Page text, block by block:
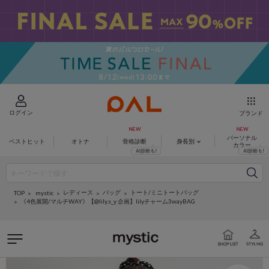
ログイン ブランド
ベストヒット オトナ 骨格診断 身長別
パーソナル
カラー
TOP mystic レディース バッグ
トート/ミニトートバッグ
《4色展開/マルチWAY》【@lily.s_y 企画】lilyチャーム3wayBAG